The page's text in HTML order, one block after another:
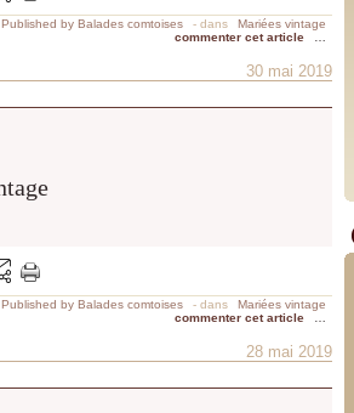
Published by Balades comtoises - dans
Mariées vintage
commenter cet article
30 mai 2019
Published by Balades comtoises - dans
Mariées vintage
commenter cet article
28 mai 2019